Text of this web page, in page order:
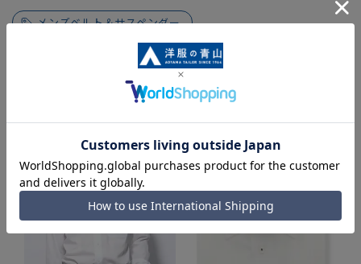
メンズベルト＆サスペンダー
同シリーズアイテム・関連アイテム